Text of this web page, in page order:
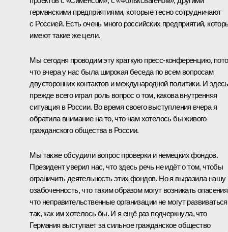
германскими предприятиями, которые тесно сотрудничают
с Россией. Есть очень много российских предприятий,
имеют такие же цели.
Мы сегодня проводим эту краткую пресс-конференцию,
что вчера у нас была широкая беседа по всем вопросам
двусторонних контактов и международной политики. И здесь
прежде всего играл роль вопрос о том, какова внутренняя
ситуация в России. Во время своего выступления вчера я
обратила внимание на то, что нам хотелось бы живого
гражданского общества в России.
Мы также обсудили вопрос проверки и немецких фондов.
Президент уверил нас, что здесь речь не идёт о том, чтобы
ограничить деятельность этих фондов. Но я выразила нашу
озабоченность, что таким образом могут возникать
что неправительственные организации не могут развиваться
так, как им хотелось бы. И я ещё раз подчеркнула, что
Германия выступает за сильное гражданское общество